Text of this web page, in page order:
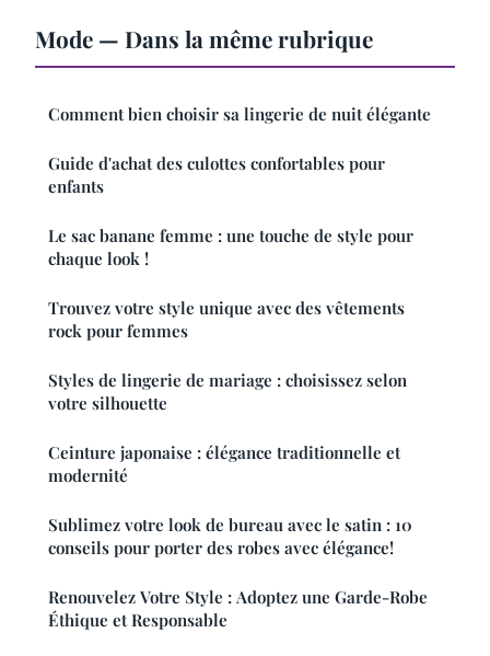
Mode — Dans la même rubrique
Comment bien choisir sa lingerie de nuit élégante
Guide d'achat des culottes confortables pour
enfants
Le sac banane femme : une touche de style pour
chaque look !
Trouvez votre style unique avec des vêtements
rock pour femmes
Styles de lingerie de mariage : choisissez selon
votre silhouette
Ceinture japonaise : élégance traditionnelle et
modernité
Sublimez votre look de bureau avec le satin : 10
conseils pour porter des robes avec élégance!
Renouvelez Votre Style : Adoptez une Garde-Robe
Éthique et Responsable